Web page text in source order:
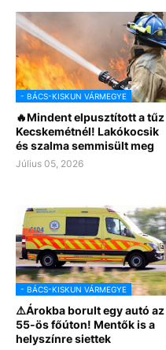
- BÁCS-KISKUN VÁRMEGYE
🔥Mindent elpusztított a tűz
Kecskemétnél! Lakókocsik
és szalma semmisült meg
Július 05, 2026
- BÁCS-KISKUN VÁRMEGYE
⚠️Árokba borult egy autó az
55-ös főúton! Mentők is a
helyszínre siettek